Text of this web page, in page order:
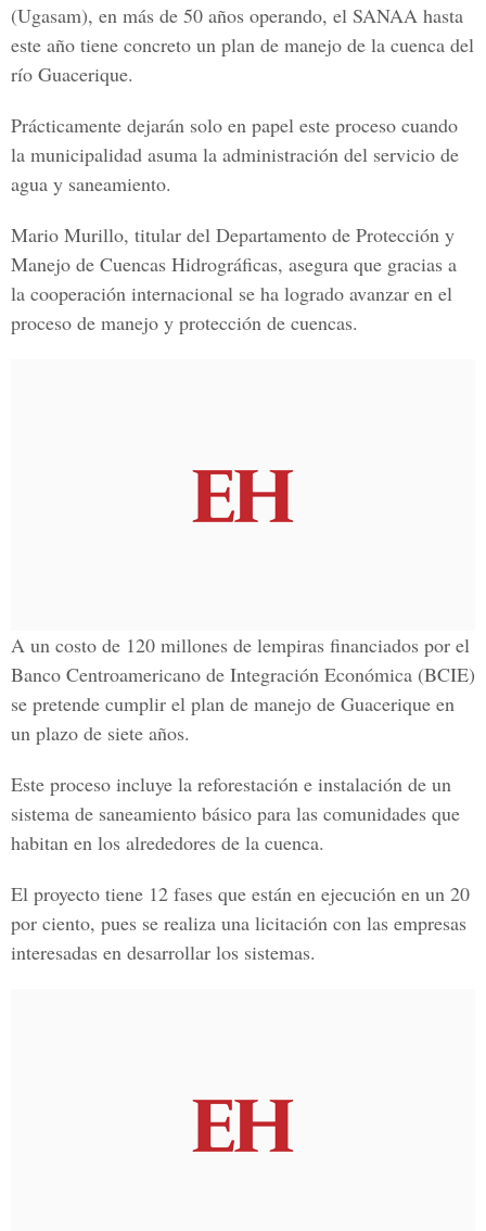
(Ugasam), en más de 50 años operando, el SANAA hasta
este año tiene concreto un plan de manejo de la cuenca del
río Guacerique.
Prácticamente dejarán solo en papel este proceso cuando
la municipalidad asuma la administración del servicio de
agua y saneamiento.
Mario Murillo, titular del Departamento de Protección y
Manejo de Cuencas Hidrográficas, asegura que gracias a
la cooperación internacional se ha logrado avanzar en el
proceso de manejo y protección de cuencas.
A un costo de 120 millones de lempiras financiados por el
Banco Centroamericano de Integración Económica (BCIE)
se pretende cumplir el plan de manejo de Guacerique en
un plazo de siete años.
Este proceso incluye la reforestación e instalación de un
sistema de saneamiento básico para las comunidades que
habitan en los alrededores de la cuenca.
El proyecto tiene 12 fases que están en ejecución en un 20
por ciento, pues se realiza una licitación con las empresas
interesadas en desarrollar los sistemas.